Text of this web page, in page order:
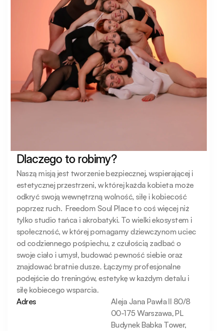
Dlaczego to robimy?
Naszą misją jest tworzenie bezpiecznej, wspierającej i
estetycznej przestrzeni, w której każda kobieta może
odkryć swoją wewnętrzną wolność, siłę i kobiecość
poprzez ruch.  Freedom Soul Place to coś więcej niż
tylko studio tańca i akrobatyki. To wielki ekosystem i
społeczność, w której pomagamy dziewczynom uciec
od codziennego pośpiechu, z czułością zadbać o
swoje ciało i umysł, budować pewność siebie oraz
znajdować bratnie dusze. Łączymy profesjonalne
podejście do treningów, estetykę w każdym detalu i
siłę kobiecego wsparcia.
Adres
Aleja Jana Pawła II 80/8
00-175 Warszawa, PL
Budynek Babka Tower,